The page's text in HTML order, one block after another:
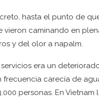
hasta el punto de
vieron caminando en
y del olor a napalm.
era un
carecía de
personas. En